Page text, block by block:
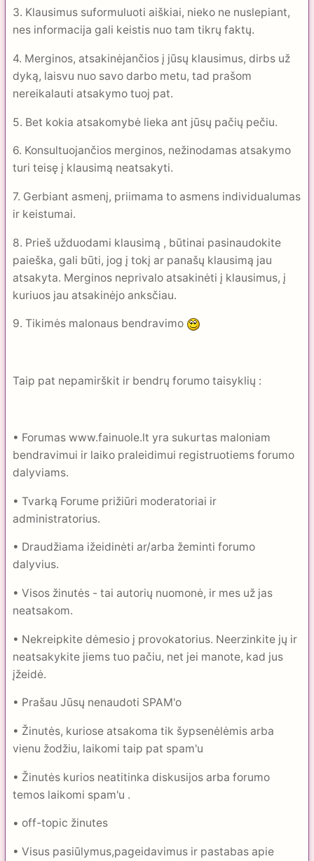
3. Klausimus suformuluoti aiškiai, nieko ne nuslepiant,
nes informacija gali keistis nuo tam tikrų faktų.
4. Merginos, atsakinėjančios į jūsų klausimus, dirbs už
dyką, laisvu nuo savo darbo metu, tad prašom
nereikalauti atsakymo tuoj pat.
5. Bet kokia atsakomybė lieka ant jūsų pačių pečiu.
6. Konsultuojančios merginos, nežinodamas atsakymo
turi teisę į klausimą neatsakyti.
7. Gerbiant asmenį, priimama to asmens individualumas
ir keistumai.
8. Prieš užduodami klausimą , būtinai pasinaudokite
paieška, gali būti, jog į tokį ar panašų klausimą jau
atsakyta. Merginos neprivalo atsakinėti į klausimus, į
kuriuos jau atsakinėjo anksčiau.
9. Tikimės malonaus bendravimo
Taip pat nepamirškit ir bendrų forumo taisyklių :
• Forumas www.fainuole.lt yra sukurtas maloniam
bendravimui ir laiko praleidimui registruotiems forumo
dalyviams.
• Tvarką Forume prižiūri moderatoriai ir
administratorius.
• Draudžiama ižeidinėti ar/arba žeminti forumo
dalyvius.
• Visos žinutės - tai autorių nuomonė, ir mes už jas
neatsakom.
• Nekreipkite dėmesio į provokatorius. Neerzinkite jų ir
neatsakykite jiems tuo pačiu, net jei manote, kad jus
įžeidė.
• Prašau Jūsų nenaudoti SPAM'o
• Žinutės, kuriose atsakoma tik šypsenėlėmis arba
vienu žodžiu, laikomi taip pat spam'u
• Žinutės kurios neatitinka diskusijos arba forumo
temos laikomi spam'u .
• off-topic žinutes
• Visus pasiūlymus,pageidavimus ir pastabas apie